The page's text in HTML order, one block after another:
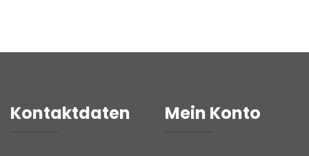
Kontaktdaten Mein Konto